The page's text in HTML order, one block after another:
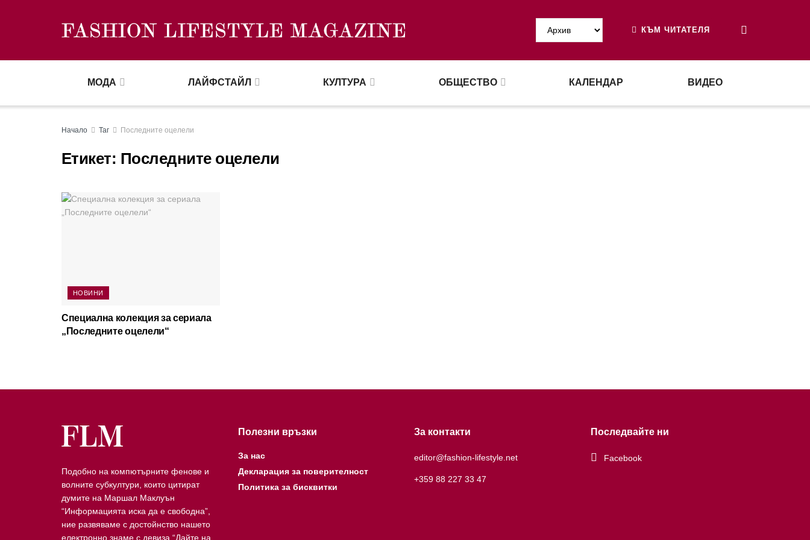
КЪМ ЧИТАТЕЛЯ
МОДА ЛАЙФСТАЙЛ КУЛТУРА ОБЩЕСТВО КАЛЕНДАР ВИДЕО
Начало Таг Последните оцелели
Етикет: Последните оцелели
НОВИНИ
Специална колекция за сериала
„Последните оцелели“
Подобно на компютърните фенове и
волните субкултури, които цитират
думите на Маршал Маклуън
“Информацията иска да е свободна”,
ние развяваме с достойнство нашето
електронно знаме с девиза “Дайте на
Полезни връзки
За нас
Декларация за поверителност
Политика за бисквитки
За контакти
editor@fashion-lifestyle.net
+359 88 227 33 47
Последвайте ни
Facebook